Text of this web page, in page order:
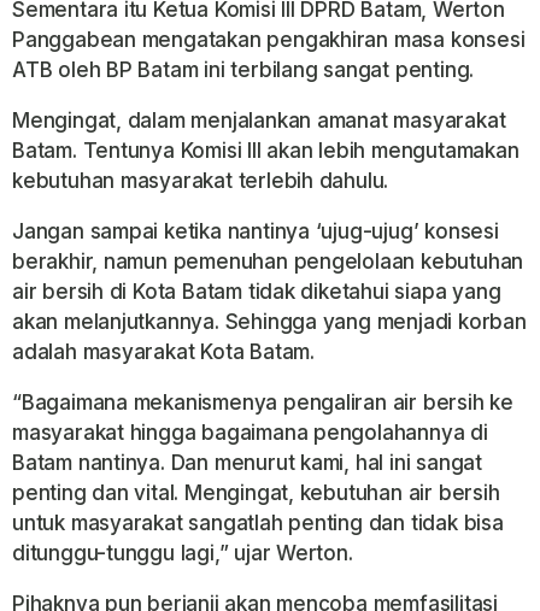
Sementara itu Ketua Komisi III DPRD Batam, Werton
Panggabean mengatakan pengakhiran masa konsesi
ATB oleh BP Batam ini terbilang sangat penting.
Mengingat, dalam menjalankan amanat masyarakat
Batam. Tentunya Komisi III akan lebih mengutamakan
kebutuhan masyarakat terlebih dahulu.
Jangan sampai ketika nantinya ‘ujug-ujug’ konsesi
berakhir, namun pemenuhan pengelolaan kebutuhan
air bersih di Kota Batam tidak diketahui siapa yang
akan melanjutkannya. Sehingga yang menjadi korban
adalah masyarakat Kota Batam.
“Bagaimana mekanismenya pengaliran air bersih ke
masyarakat hingga bagaimana pengolahannya di
Batam nantinya. Dan menurut kami, hal ini sangat
penting dan vital. Mengingat, kebutuhan air bersih
untuk masyarakat sangatlah penting dan tidak bisa
ditunggu-tunggu lagi,” ujar Werton.
Pihaknya pun berjanji akan mencoba memfasilitasi